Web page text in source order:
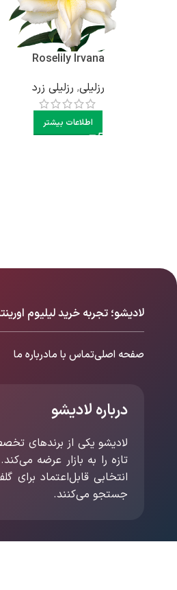
Roselily Irvana
رزلیلی, رزلیلی زرد
اطلاعات بیشتر
لادیشو؛ تجربه خرید لیلیوم
صفحه اصلیتماس با مادرباره ما
درباره لادیشو
لادیشو یکی از برندهای
تازه را به بازار عرضه
انتخابی قابل‌اعتماد برای
جستجو می‌کنند.